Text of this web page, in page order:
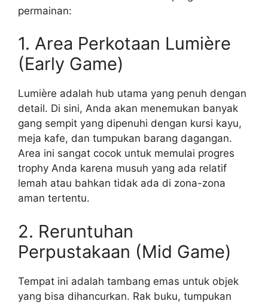
permainan:
1. Area Perkotaan Lumière
(Early Game)
Lumière adalah hub utama yang penuh dengan
detail. Di sini, Anda akan menemukan banyak
gang sempit yang dipenuhi dengan kursi kayu,
meja kafe, dan tumpukan barang dagangan.
Area ini sangat cocok untuk memulai progres
trophy Anda karena musuh yang ada relatif
lemah atau bahkan tidak ada di zona-zona
aman tertentu.
2. Reruntuhan
Perpustakaan (Mid Game)
Tempat ini adalah tambang emas untuk objek
yang bisa dihancurkan. Rak buku, tumpukan